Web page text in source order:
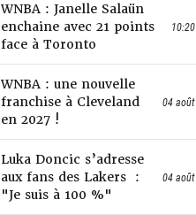
WNBA : Janelle Salaün
enchaine avec 21 points
face à Toronto
10:20
WNBA : une nouvelle
franchise à Cleveland
en 2027 !
04 août
Luka Doncic s’adresse
aux fans des Lakers :
"Je suis à 100 %"
04 août